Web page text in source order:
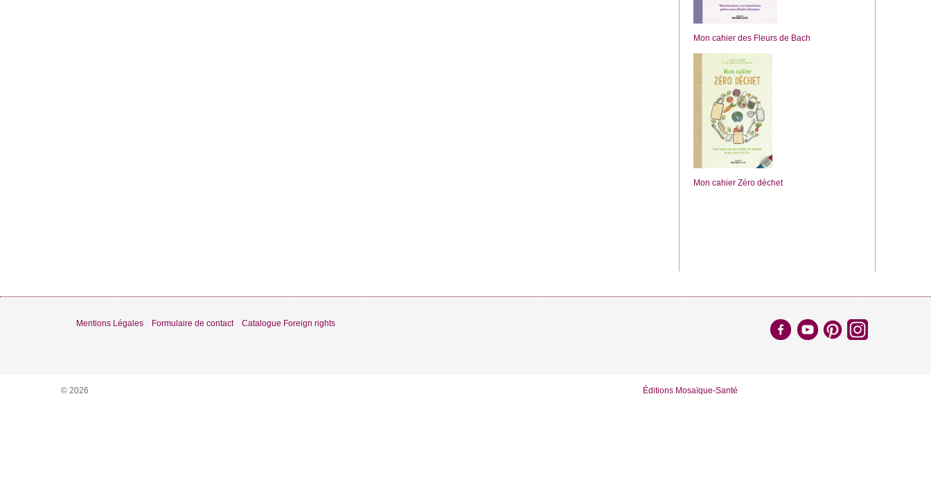
Mon cahier des Fleurs de Bach
Mon cahier Zéro déchet
Mentions Légales Formulaire de contact Catalogue Foreign rights
© 2026 Éditions Mosaïque-Santé